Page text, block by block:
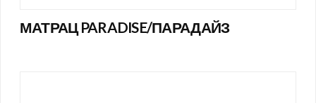
МАТРАЦ PARADISE/ПАРАДАЙЗ